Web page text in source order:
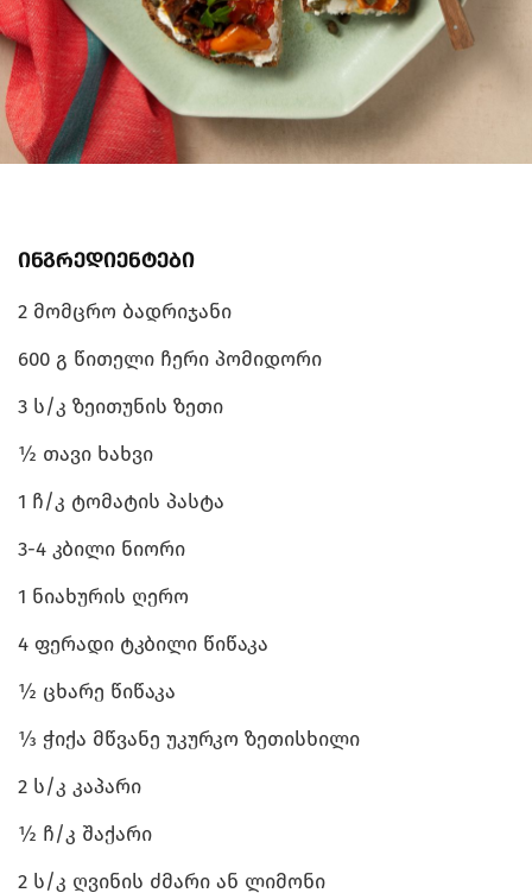
ინგრედიენტები
2 მომცრო ბადრიჯანი
600 გ წითელი ჩერი პომიდორი
3 ს/კ ზეითუნის ზეთი
½ თავი ხახვი
1 ჩ/კ ტომატის პასტა
3-4 კბილი ნიორი
1 ნიახურის ღერო
4 ფერადი ტკბილი წიწაკა
½ ცხარე წიწაკა
⅓ ჭიქა მწვანე უკურკო ზეთისხილი
2 ს/კ კაპარი
½ ჩ/კ შაქარი
2 ს/კ ღვინის ძმარი ან ლიმონი